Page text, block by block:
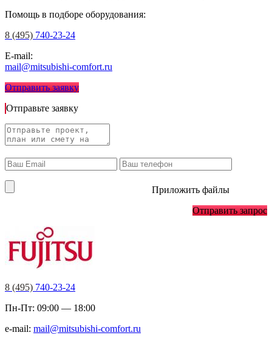
Помощь в подборе оборудования:
8 (495) 740-23-24
E-mail:
mail@mitsubishi-comfort.ru
Отправить заявку
Отправьте заявку
Приложить файлы
Отправить запрос
8 (495) 740-23-24
Пн-Пт: 09:00 — 18:00
e-mail: mail@mitsubishi-comfort.ru